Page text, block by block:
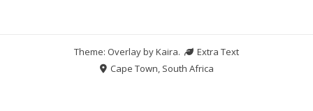
Theme: Overlay byKaira.
Extra Text
Cape Town, South Africa